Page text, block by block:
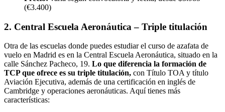
(€3.400)
2. Central Escuela Aeronáutica – Triple titulación
Otra de las escuelas donde puedes estudiar el curso de azafata de
vuelo en Madrid es en la Central Escuela Aeronáutica, situado en la
calle Sánchez Pacheco, 19. Lo que diferencia la formación de
TCP que ofrece es su triple titulación, con Título TOA y título
Aviación Ejecutiva, además de una certificación en inglés de
Cambridge y operaciones aeronáuticas. Aquí tienes más
características: